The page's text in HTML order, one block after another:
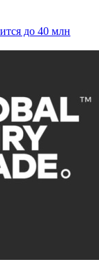
до 40 млн